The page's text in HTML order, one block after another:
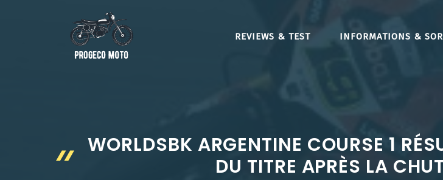
REVIEWS & TEST INFORMATIONS &
WORLDSBK ARGENTINE COURSE 1
DU TITRE APRÈS LA